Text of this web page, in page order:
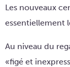
Les nouveaux
essentiellement
Au niveau du
«figé et